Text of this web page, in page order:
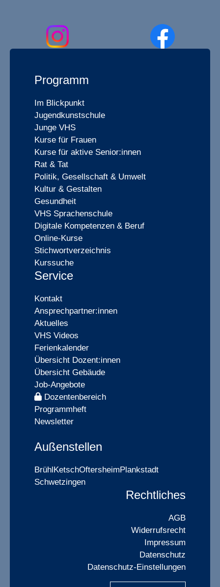
Programm
Im Blickpunkt
Jugendkunstschule
Junge VHS
Kurse für Frauen
Kurse für aktive Senior:innen
Rat & Tat
Politik, Gesellschaft & Umwelt
Kultur & Gestalten
Gesundheit
VHS Sprachenschule
Digitale Kompetenzen & Beruf
Online-Kurse
Stichwortverzeichnis
Kurssuche
Service
Kontakt
Ansprechpartner:innen
Aktuelles
VHS Videos
Ferienkalender
Übersicht Dozent:innen
Übersicht Gebäude
Job-Angebote
Dozentenbereich
Programmheft
Newsletter
Außenstellen
BrühlKetschOftersheimPlankstadt
Schwetzingen
Rechtliches
AGB
Widerrufsrecht
Impressum
Datenschutz
Datenschutz-Einstellungen